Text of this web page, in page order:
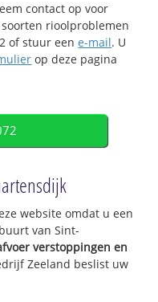
contact op voor
rioolproblemen
of stuur eene-mail. U
op deze pagina
website omdat u een
van Sint-
verstoppingen en
Zeeland beslist uw